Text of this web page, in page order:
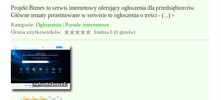
Projekt Biznes to serwis internetowy oferujący ogłoszenia dla przedsiębiorców.
Główne tematy prezentowane w serwisie to ogłoszenia o treści - (...)»
Kategorie:Ogłoszenia |Portale internetowe
Ocena użytkowników:
Średnia 0 (0 głosów)